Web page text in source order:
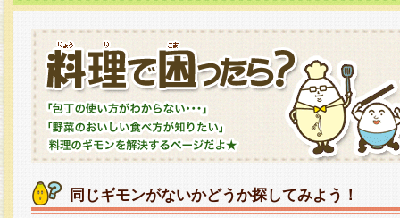
同じギモンがないかどうか探してみよう！